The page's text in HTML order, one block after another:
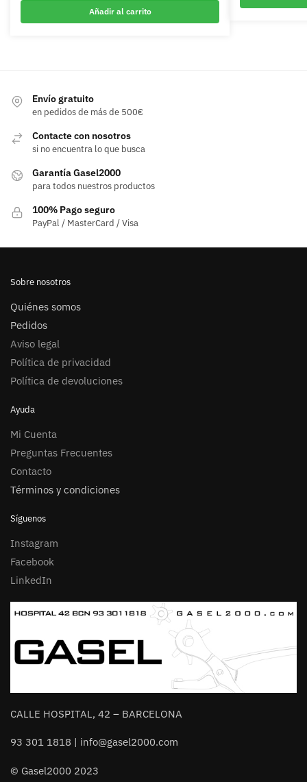
Añadir al carrito
Envío gratuito
en pedidos de más de 500€
Contacte con nosotros
si no encuentra lo que busca
Garantía Gasel2000
para todos nuestros productos
100% Pago seguro
PayPal / MasterCard / Visa
Sobre nosotros
Quiénes somos
Pedidos
Aviso legal
Política de privacidad
Política de devoluciones
Ayuda
Mi Cuenta
Preguntas Frecuentes
Contacto
Términos y condiciones
Síguenos
Instagram
Facebook
LinkedIn
CALLE HOSPITAL, 42 – BARCELONA
93 301 1818 | info@gasel2000.com
© Gasel2000 2023